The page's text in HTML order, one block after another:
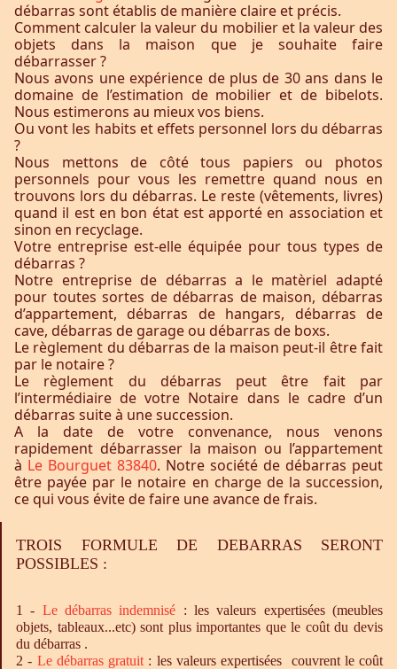
débarras sont établis de manière claire et précis.
Comment calculer la valeur du mobilier et la valeur des
objets dans la maison que je souhaite faire
débarrasser ?
Nous avons une expérience de plus de 30 ans dans le
domaine de l’estimation de mobilier et de bibelots.
Nous estimerons au mieux vos biens.
Ou vont les habits et effets personnel lors du débarras
?
Nous mettons de côté tous papiers ou photos
personnels pour vous les remettre quand nous en
trouvons lors du débarras. Le reste (vêtements, livres)
quand il est en bon état est apporté en association et
sinon en recyclage.
Votre entreprise est-elle équipée pour tous types de
débarras ?
Notre entreprise de débarras a le matèriel adapté
pour toutes sortes de débarras de maison, débarras
d’appartement, débarras de hangars, débarras de
cave, débarras de garage ou débarras de boxs.
Le règlement du débarras de la maison peut-il être fait
par le notaire ?
Le règlement du débarras peut être fait par
l’intermédiaire de votre Notaire dans le cadre d’un
débarras suite à une succession.
A la date de votre convenance, nous venons
rapidement débarrasser la maison ou l’appartement
à Le Bourguet 83840. Notre société de débarras peut
être payée par le notaire en charge de la succession,
ce qui vous évite de faire une avance de frais.
TROIS FORMULE DE DEBARRAS SERONT
POSSIBLES :
1 - Ledébarras indemnisé : les valeurs expertisées (meubles
objets, tableaux...etc) sont plus importantes que le coût du devis
du débarras .
2 - Le débarrasgratuit : les valeurs expertisées couvrent le coût